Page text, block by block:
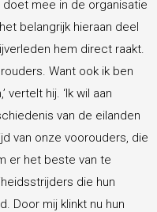
mee in de organisatie
belangrijk hieraan deel
hem direct raakt.
Want ook ik ben
vertelt hij. ‘Ik wil aan
van de eilanden
van onze voorouders, die
er het beste van te
die hun
Door mij klinkt nu hun